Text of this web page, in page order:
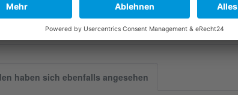
Fragen zum Artikel?
Artikel von Boyens Buchverlag
haben sich ebenfalls angesehen